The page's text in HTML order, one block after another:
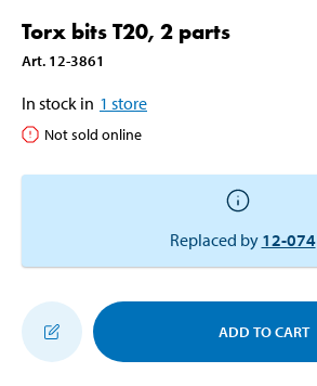
Torx bits T20, 2 parts
Art. 12-3861
In stock in 1 store
Not sold online
Replaced by 12-074
ADD TO CART